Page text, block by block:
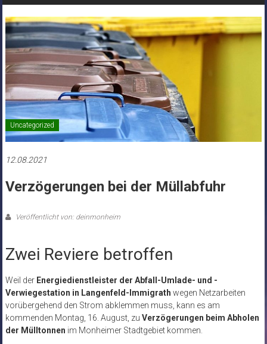
Uncategorized
12.08.2021
Verzögerungen bei der Müllabfuhr
Veröffentlicht von: deinmonheim
Zwei Reviere betroffen
Weil der Energiedienstleister der Abfall-Umlade- und -
Verwiegestation in Langenfeld-Immigrath wegen Netzarbeiten
vorübergehend den Strom abklemmen muss, kann es am
kommenden Montag, 16. August, zu Verzögerungen beim Abholen
der Mülltonnen im Monheimer Stadtgebiet kommen.